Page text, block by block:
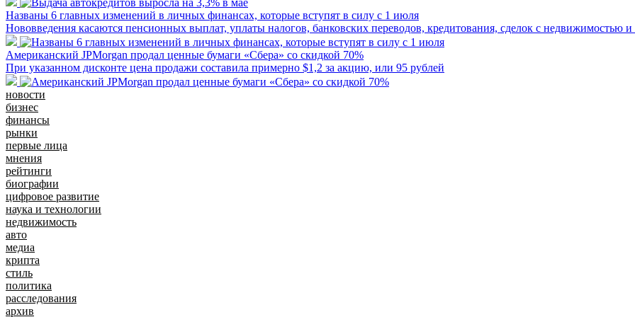
Названы 6 главных изменений в личных финансах, которые вступят в силу с 1 июля
Нововведения касаются пенсионных выплат, уплаты налогов, банковских переводов, кредитования, сделок с недвижимостью и
Американский JPMorgan продал ценные бумаги «Сбера» со скидкой 70%
При указанном дисконте цена продажи составила примерно $1,2 за акцию, или 95 рублей
новости
бизнес
финансы
рынки
первые лица
мнения
рейтинги
биографии
цифровое развитие
наука и технологии
недвижимость
авто
медиа
крипта
стиль
политика
расследования
архив